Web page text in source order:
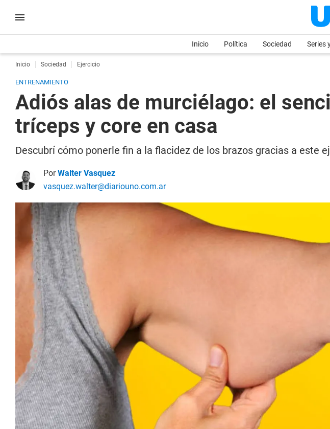
Inicio Política Sociedad Series
Inicio Sociedad Ejercicio
ENTRENAMIENTO
Adiós alas de murciélago: el
tríceps y core en casa
Descubrí cómo ponerle fin a la flacidez de los brazos gracias a este
PorWalter Vasquez
vasquez.walter@diariouno.com.ar